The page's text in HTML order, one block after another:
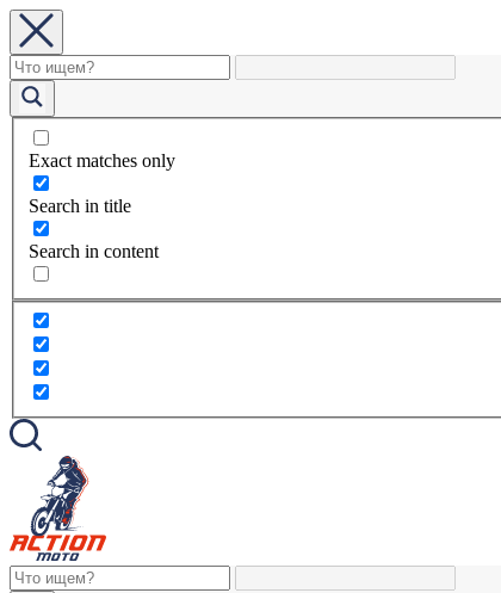
Exact matches only
Search in title
Search in content